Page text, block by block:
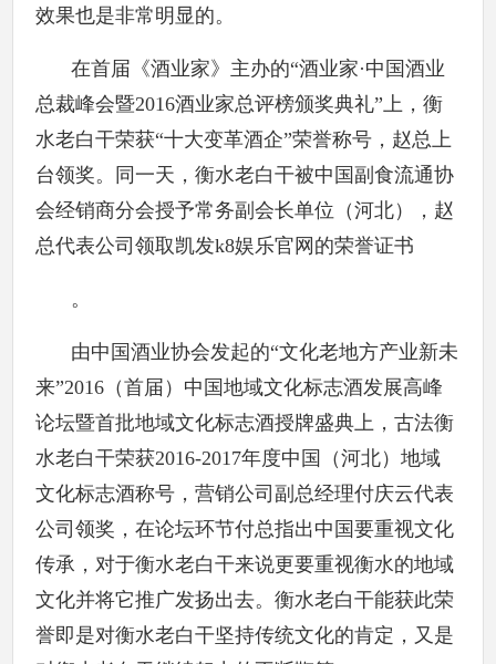
效果也是非常明显的。
在首届《酒业家》主办的“酒业家·中国酒业
总裁峰会暨2016酒业家总评榜颁奖典礼”上，衡
水老白干荣获“十大变革酒企”荣誉称号，赵总上
台领奖。同一天，衡水老白干被中国副食流通协
会经销商分会授予常务副会长单位（河北），赵
总代表公司领取凯发k8娱乐官网的荣誉证书
。
由中国酒业协会发起的“文化老地方产业新未
来”2016（首届）中国地域文化标志酒发展高峰
论坛暨首批地域文化标志酒授牌盛典上，古法衡
水老白干荣获2016-2017年度中国（河北）地域
文化标志酒称号，营销公司副总经理付庆云代表
公司领奖，在论坛环节付总指出中国要重视文化
传承，对于衡水老白干来说更要重视衡水的地域
文化并将它推广发扬出去。衡水老白干能获此荣
誉即是对衡水老白干坚持传统文化的肯定，又是